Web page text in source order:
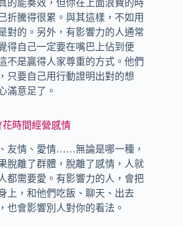
的能奏效，但你在上面浪費的時
折騰得很累。與其這樣，不如用
對的。另外，有影響力的人通常
得自己一定要在嘴巴上佔到便
不是贏得人家尊重的方式。他們
只要自己用行動證明出對的想
滿意足了。
時間經營感情
友情、愛情……無論是哪一種，
脫離了群體，脫離了感情，人就
都需要愛。有影響力的人，會把
上，和他們吃飯、聊天、出去
也會影響別人對你的看法。